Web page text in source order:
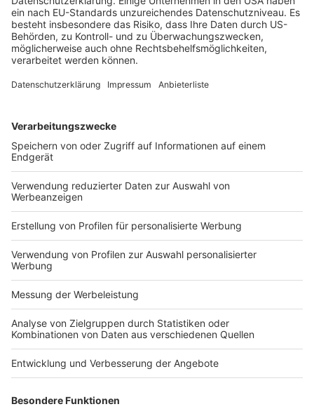
Kabinett beschließt Gesetzentwürfe: 100
Milliarden Euro für Investitionen von
Ländern und Kommunen in moderne
und Digitalisierung
Veröffentlicht am 9. Juli 2025 von kw
Mehr Handlungsspielraum und Flexibilität bei der
Umsetzung Das Bundeskabinett hat heute den
Entwurf eines Gesetzes zur Finanzierung von
Kommunen beschlossen. Außerdem hat die
WEITERLESEN
Dies & Das (StB)
1 2 3 … 6 »